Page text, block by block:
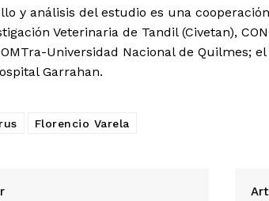
y análisis del estudio es una
Veterinaria de Tandil (Civetan),
Universidad Nacional de Quilmes;
Garrahan.
Florencio Varela